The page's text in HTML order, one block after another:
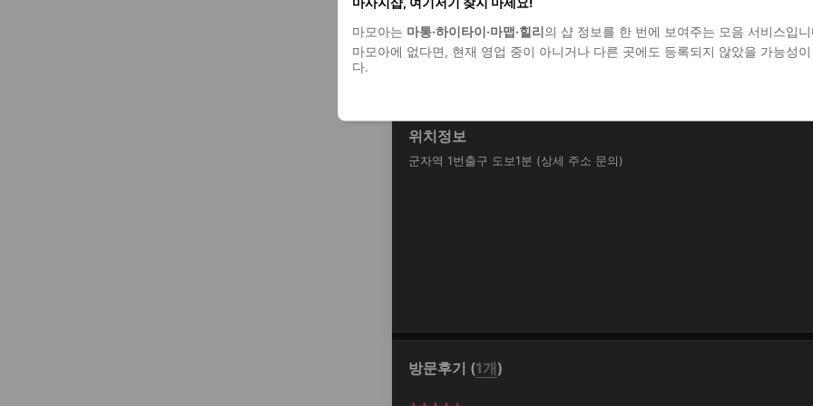
200,000원
180,000원
위치정보
군자역 1번출구 도보1분 (상세 주소 문의)
방문후기 (1개 )
마모아는 마통·하이타이·마맵·힐리 의 샵 정보를 한 번에 보여주는 모음 서비스입니
마모아에 없다면, 현재 영업 중이 아니거나 다른 곳에도 등록되지 않았을 가능성이
다.